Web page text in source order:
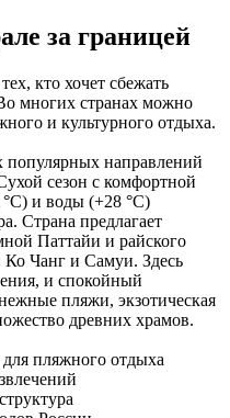
за границей
кто хочет сбежать
многих странах можно
и культурного отдыха.
популярных направлений
сезон с комфортной
°C) и воды (+28 °C)
Страна предлагает
Паттайи и райского
Ко Чанг и Самуи. Здесь
и спокойный
пляжи, экзотическая
древних храмов.
пляжного отдыха